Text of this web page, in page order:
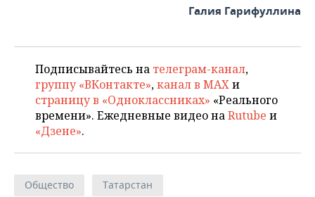
Галия Гарифуллина
Подписывайтесь на телеграм-канал,
группу «ВКонтакте»,канал в MAXи
страницу в «Одноклассниках» «Реального
времени». Ежедневные видео наRutube и
«Дзене».
Общество Татарстан